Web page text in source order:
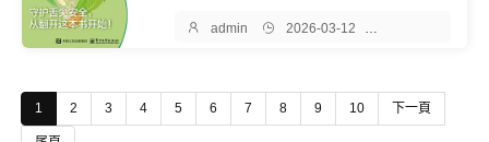
的轉基因食品變多了嗎？催熟的水果會導
題，從食...
 admin  2026-03-12 
1 2 3 4 5 6 7 8 9 10 下一頁